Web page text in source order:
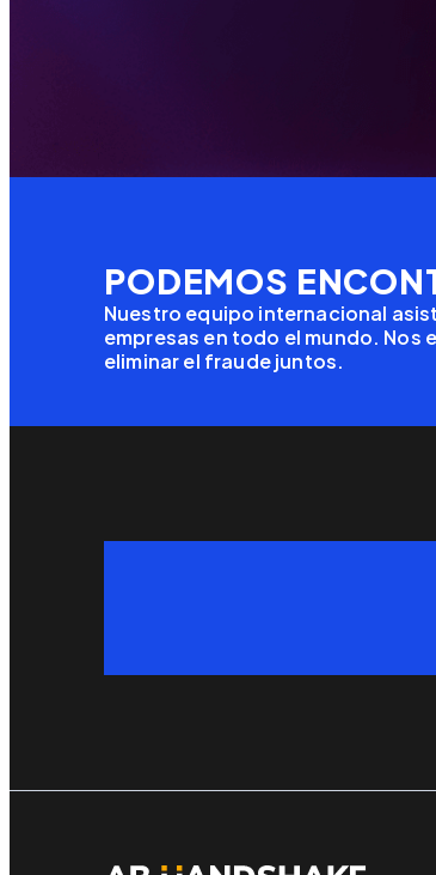
PODEMOS
Nuestro equipo internacional
empresas en todo el mundo.
eliminar el fraude juntos.